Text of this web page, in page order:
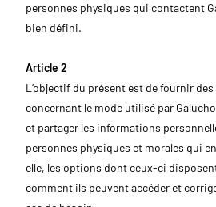
personnes physiques qui contactent
bien défini.
Article 2
L’objectif du présent est de fournir
concernant le mode utilisé par
et partager les informations
personnes physiques et morales qui
elle, les options dont ceux-ci
comment ils peuvent accéder et